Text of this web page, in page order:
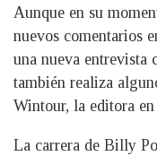
Aunque en su
nuevos comentarios
una nueva entrevista
también realiza
Wintour, la editora
La carrera de Billy